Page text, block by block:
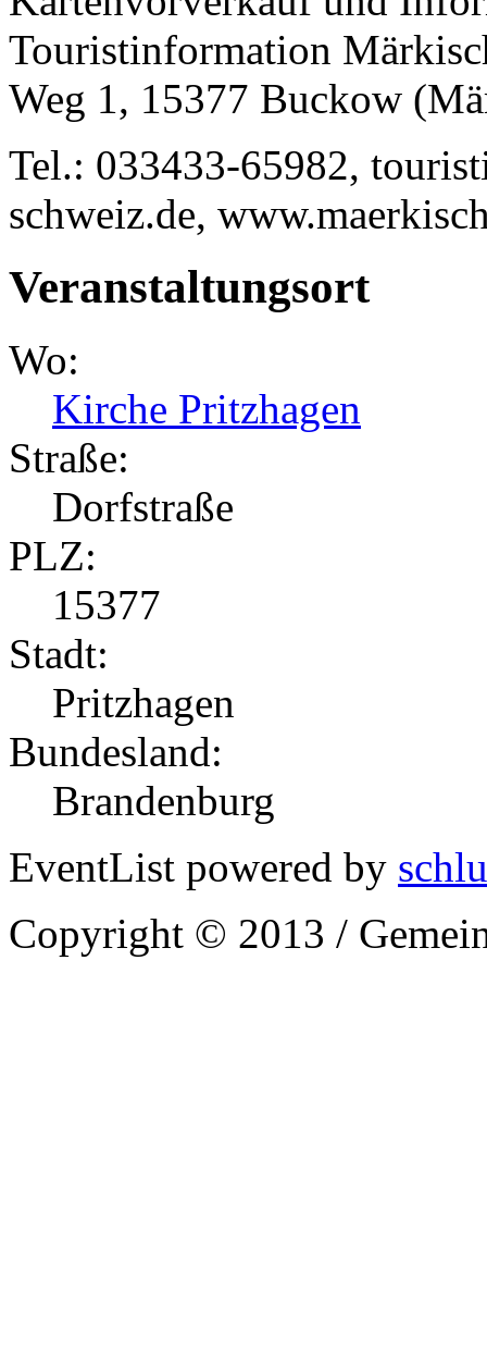
Touristinformation
Weg 1, 15377 Buckow
Tel.: 033433-65982,
schweiz.de,
Veranstaltungsort
Wo:
Kirche Pritzhagen
Straße:
Dorfstraße
PLZ:
15377
Stadt:
Pritzhagen
Bundesland:
Brandenburg
EventList powered by
Copyright © 2013 /